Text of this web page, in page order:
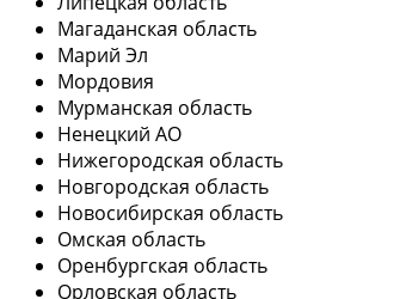
Магаданская область
Марий Эл
Мордовия
Мурманская область
Ненецкий АО
Нижегородская область
Новгородская область
Новосибирская область
Омская область
Оренбургская область
Орловская область